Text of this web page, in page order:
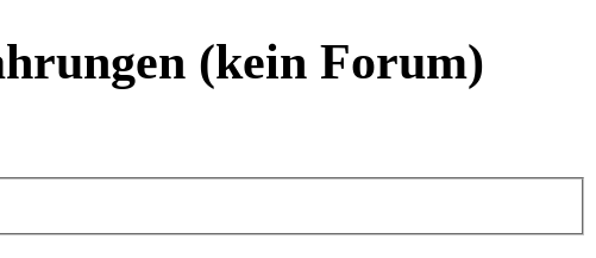
(kein Forum)